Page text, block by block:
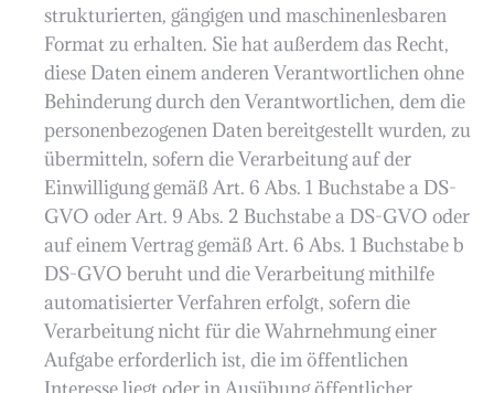
strukturierten, gängigen und maschinenlesbaren
Format zu erhalten. Sie hat außerdem das Recht,
diese Daten einem anderen Verantwortlichen ohne
Behinderung durch den Verantwortlichen, dem die
personenbezogenen Daten bereitgestellt wurden, zu
übermitteln, sofern die Verarbeitung auf der
Einwilligung gemäß Art. 6 Abs. 1 Buchstabe a DS-
GVO oder Art. 9 Abs. 2 Buchstabe a DS-GVO oder
auf einem Vertrag gemäß Art. 6 Abs. 1 Buchstabe b
DS-GVO beruht und die Verarbeitung mithilfe
automatisierter Verfahren erfolgt, sofern die
Verarbeitung nicht für die Wahrnehmung einer
Aufgabe erforderlich ist, die im öffentlichen